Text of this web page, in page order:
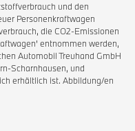
und den
Personenkraftwagen
die CO2-Emissionen
entnommen werden,
Automobil Treuhand GmbH
Scharnhausen, und
erhältlich ist. Abbildung/en